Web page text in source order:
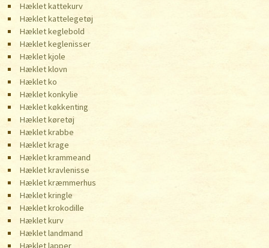
Hæklet kattekurv
Hæklet kattelegetøj
Hæklet keglebold
Hæklet keglenisser
Hæklet kjole
Hæklet klovn
Hæklet ko
Hæklet konkylie
Hæklet køkkenting
Hæklet køretøj
Hæklet krabbe
Hæklet krage
Hæklet krammeand
Hæklet kravlenisse
Hæklet kræmmerhus
Hæklet kringle
Hæklet krokodille
Hæklet kurv
Hæklet landmand
Hæklet lapper